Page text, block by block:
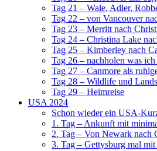
Tag 21 – Wale, Adler,
Tag 22 – von Vancouver
Tag 23 – Merritt nach
Tag 24 – Christina Lake
Tag 25 – Kimberley nach
Tag 26 – nachholen was ich
Tag 27 – Canmore als
Tag 28 – Wildlife und
Tag 29 – Heimreise
USA 2024
Schon wieder ein USA-
1. Tag – Ankunft mit
2. Tag – Von Newark nach
3. Tag – Gettysburg mal